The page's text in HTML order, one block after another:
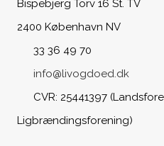
Bispebjerg Torv 16 St. TV
2400 København NV
33 36 49 70
info@livogdoed.dk
CVR: 25441397
Ligbrændingsforening)